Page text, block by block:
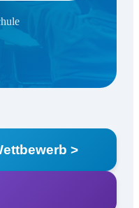
>